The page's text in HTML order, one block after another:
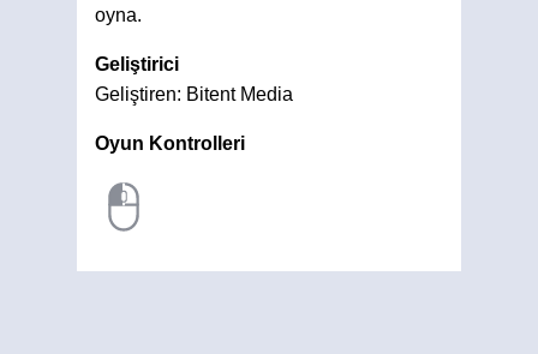
oyna.
Geliştirici
Geliştiren: Bitent Media
Oyun Kontrolleri